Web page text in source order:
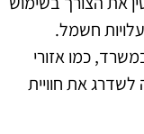
חשמל.
כמו אזורי
לשדרג את חוויית